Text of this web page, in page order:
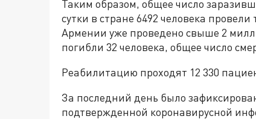
Таким образом, общее число
сутки в стране 6492 человека
Армении уже проведено свыше 2
погибли 32 человека, общее число
Реабилитацию проходят 12 330
За последний день было
подтвержденной коронавирусной